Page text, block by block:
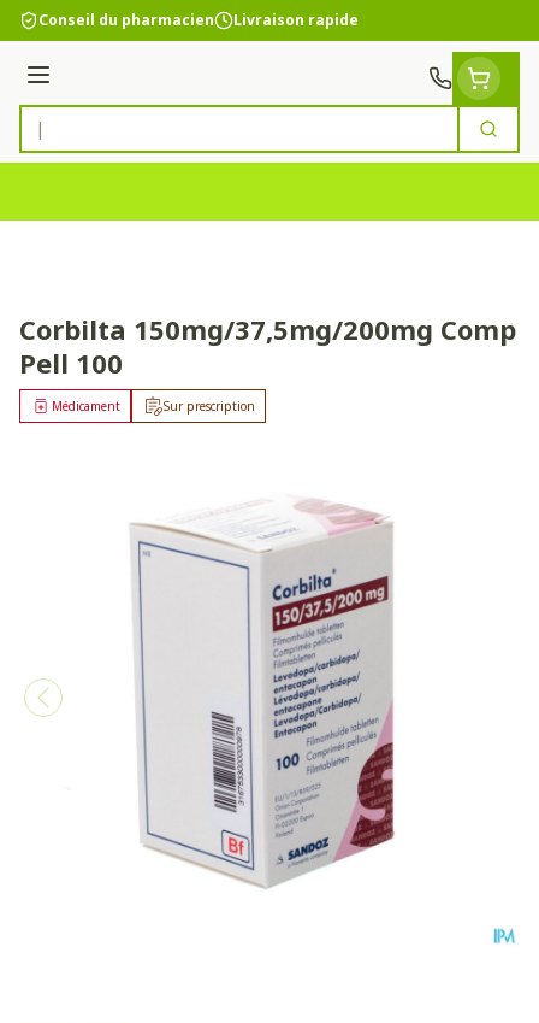
Aller au contenu
Conseil du pharmacien Livraison rapide
Menu
Rechercher
Corbilta 150mg/37,5mg/200mg Comp
Pell 100
Sur prescription
Médicament